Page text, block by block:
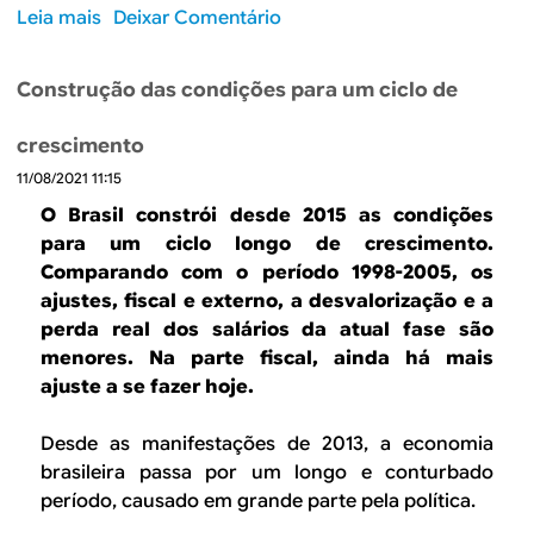
ã
p
a
r
c
i
m
2
2
2
n
s
e
n
d
ó
g
n
a
Leia mais
r
O
r
ç
a
m
e
d
2
0
2
Deixar Comentário
Construção das condições para um ciclo de
crescimento
11/08/2021 11:15
O Brasil constrói desde 2015 as condições
para um ciclo longo de crescimento.
Comparando com o período 1998-2005, os
ajustes, fiscal e externo, a desvalorização e a
perda real dos salários da atual fase são
menores. Na parte fiscal, ainda há mais
ajuste a se fazer hoje.
Desde as manifestações de 2013, a economia
brasileira passa por um longo e conturbado
período, causado em grande parte pela política.